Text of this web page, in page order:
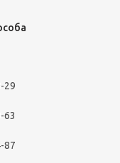
29
63
87